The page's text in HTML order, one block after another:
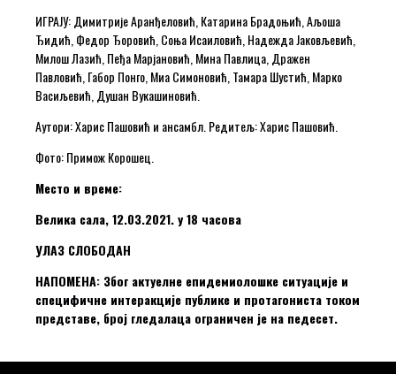
ИГРАЈУ: Димитрије Аранђеловић, Катарина Брадоњић, Аљоша
Ђидић, Федор Ђоровић, Соња Исаиловић, Надежда Јаковљевић,
Милош Лазић, Пеђа Марјановић, Мина Павлица, Дражен
Павловић, Габор Понго, Миа Симоновић, Тамара Шустић, Марко
Васиљевић, Душан Вукашиновић.
Аутори: Харис Пашовић и ансамбл. Редитељ: Харис Пашовић.
Фото: Примож Корошец.
Место и време:
Велика сала, 12.03.2021. у 18 часова
УЛАЗ СЛОБОДАН
НАПОМЕНА: Због актуелне епидемиолошке ситуације и
специфичне интеракције публике и протагониста током
представе, број гледалаца ограничен је на педесет.